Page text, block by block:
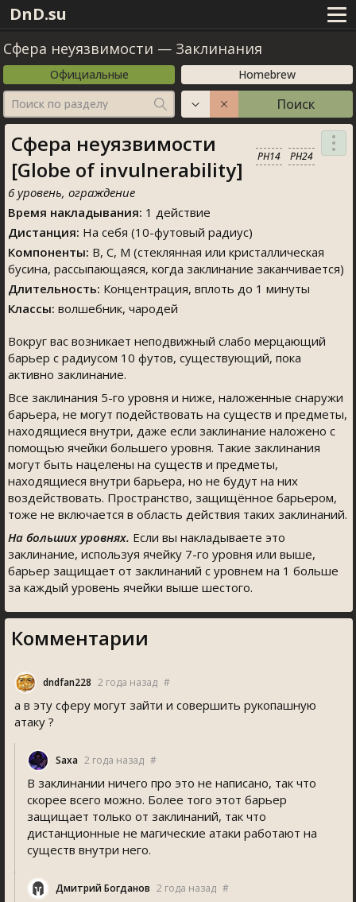
DnD.su
Сфера неуязвимости — Заклинания
Официальные
Homebrew
Поиск по разделу
Поиск
Сфера неуязвимости
[Globe of invulnerability]
PH14 PH24
6 уровень, ограждение
Время накладывания: 1 действие
Дистанция: На себя (10-футовый радиус)
Компоненты: В, С, М (стеклянная или кристаллическая
бусина, рассыпающаяся, когда заклинание заканчивается)
Длительность: Концентрация, вплоть до 1 минуты
Классы: волшебник, чародей
Вокруг вас возникает неподвижный слабо мерцающий
барьер с радиусом 10 футов, существующий, пока
активно заклинание.
Все заклинания 5-го уровня и ниже, наложенные снаружи
барьера, не могут подействовать на существ и предметы,
находящиеся внутри, даже если заклинание наложено с
помощью ячейки большего уровня. Такие заклинания
могут быть нацелены на существ и предметы,
находящиеся внутри барьера, но не будут на них
воздействовать. Пространство, защищённое барьером,
тоже не включается в область действия таких заклинаний.
На больших уровнях. Если вы накладываете это
заклинание, используя ячейку 7-го уровня или выше,
барьер защищает от заклинаний с уровнем на 1 больше
за каждый уровень ячейки выше шестого.
Комментарии
dndfan228 2 года назад #
а в эту сферу могут зайти и совершить рукопашную
атаку ?
Saxa 2 года назад #
В заклинании ничего про это не написано, так что
скорее всего можно. Более того этот барьер
защищает только от заклинаний, так что
дистанционные не магические атаки работают на
существ внутри него.
Дмитрий Богданов 2 года назад #